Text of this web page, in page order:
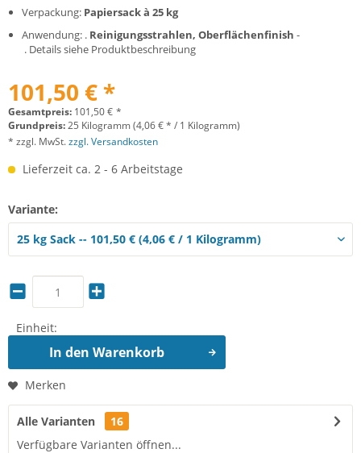
Verpackung: Papiersack à 25 kg
Anwendung: . Reinigungsstrahlen, Oberflächenfinish -
. Details siehe Produktbeschreibung
101,50 € *
Gesamtpreis: 101,50€ *
Grundpreis:25 Kilogramm (4,06 € * / 1 Kilogramm)
* zzgl. MwSt.zzgl. Versandkosten
Lieferzeit ca. 2 - 6 Arbeitstage
Variante:
Einheit:
In den Warenkorb
Merken
Alle Varianten
16
Verfügbare Varianten öffnen...